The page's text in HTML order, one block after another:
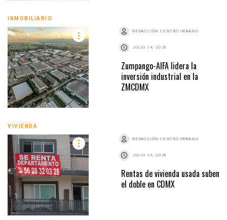
INMOBILIARIO
REDACCIÓN CENTRO URBANO
JULIO 14, 2026
Zumpango-AIFA lidera la
inversión industrial en la
ZMCDMX
VIVIENDA
REDACCIÓN CENTRO URBANO
JULIO 10, 2026
Rentas de vivienda usada suben
el doble en CDMX